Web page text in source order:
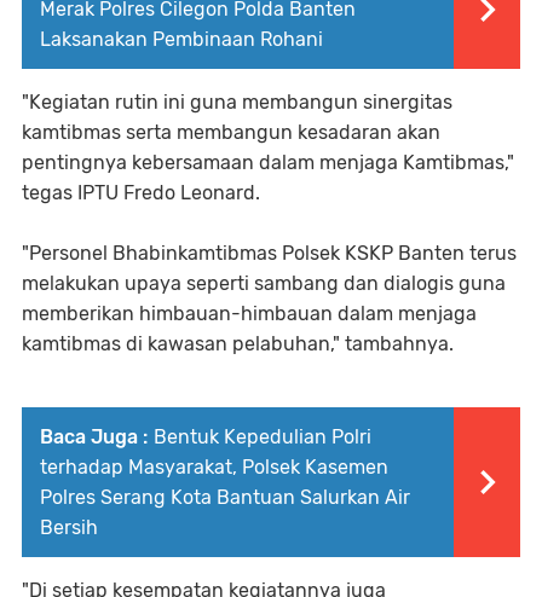
Merak Polres Cilegon Polda Banten
Laksanakan Pembinaan Rohani
"Kegiatan rutin ini guna membangun sinergitas
kamtibmas serta membangun kesadaran akan
pentingnya kebersamaan dalam menjaga Kamtibmas,"
tegas IPTU Fredo Leonard.
"Personel Bhabinkamtibmas Polsek KSKP Banten terus
melakukan upaya seperti sambang dan dialogis guna
memberikan himbauan-himbauan dalam menjaga
kamtibmas di kawasan pelabuhan," tambahnya.
Baca Juga : Bentuk Kepedulian Polri
terhadap Masyarakat, Polsek Kasemen
Polres Serang Kota Bantuan Salurkan Air
Bersih
"Di setiap kesempatan kegiatannya juga